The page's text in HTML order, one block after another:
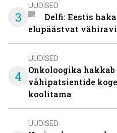
3
UUDISED
Delfi: Eestis
elupäästvat
4
UUDISED
Onkoloogika hakkab
vähipatsientide
koolitama
UUDISED